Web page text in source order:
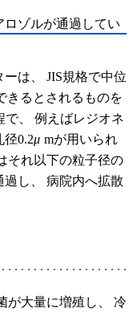
ロゾルが通過してい
は、 JIS規格で中位
きるとされるものを
で、 例えばレジオネ
0.2μ mが用いられ
それ以下の粒子径の
し、 病院内へ拡散
が大量に増殖し、 冷